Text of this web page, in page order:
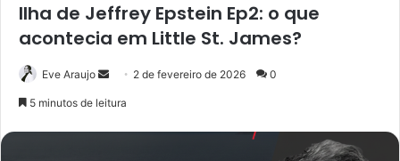
Ilha de Jeffrey Epstein Ep2: o que
acontecia em Little St. James?
Eve Araujo
Mande2 de fevereiro de 2026 0
5 minutos de leitura